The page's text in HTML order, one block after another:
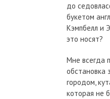
до
букетом
Кэмпбелл и
это носят?
Мне всегда
обстановка
городом,
которая не